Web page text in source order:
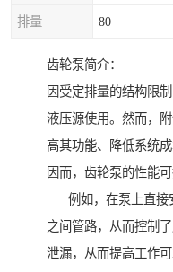
排量 80
齿轮泵简介：
因受定排量的结构限
液压源使用。然而，
高其功能、降低系统
因而，齿轮泵的性能
例如，在泵上直接
之间管路，从而控制
泄漏，从而提高工作